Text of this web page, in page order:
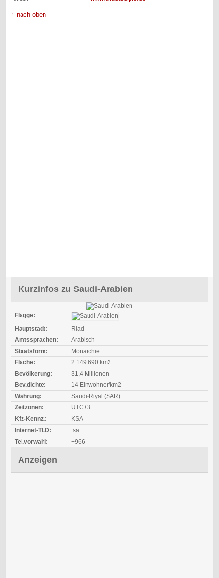
↑ nach oben
Kurzinfos zu Saudi-Arabien
Flagge:
Hauptstadt:
Riad
Amtssprachen:
Arabisch
Staatsform:
Monarchie
Fläche:
2.149.690 km2
Bevölkerung:
31,4 Millionen
Bev.dichte:
14 Einwohner/km2
Währung:
Saudi-Riyal (SAR)
Zeitzonen:
UTC+3
Kfz-Kennz.:
KSA
Internet-TLD:
.sa
Tel.vorwahl:
+966
Anzeigen